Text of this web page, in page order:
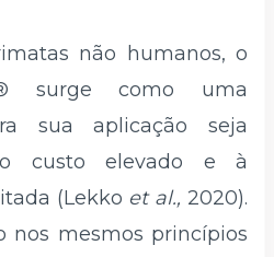
não humanos, o
surge como uma
sua aplicação seja
custo elevado e à
(Lekko et al., 2020).
nos mesmos princípios